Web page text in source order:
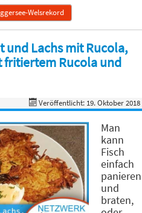
Welsrekord
und Lachs mit Rucola,
fritiertem Rucola und
Veröffentlicht: 19. Oktober 2018
Man
kann
Fisch
einfach
panieren
und
braten,